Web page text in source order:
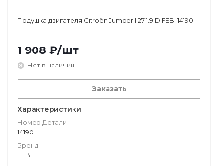
Подушкa двигателя Citroën Jumper I 27 1.9 D FEBI 14190
1 908 ₽/шт
Нет в наличии
Заказать
Характеристики
Номер Детали
14190
Бренд
FEBI